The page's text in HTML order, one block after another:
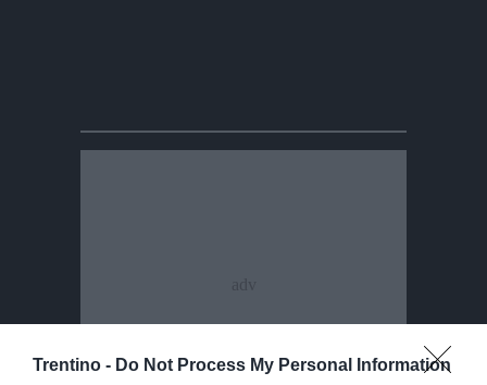
Trentino - Do Not Process My Personal Information